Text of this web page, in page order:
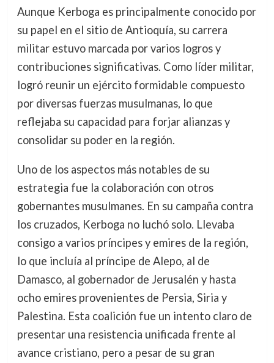
Aunque Kerboga es principalmente conocido por
su papel en el sitio de Antioquía, su carrera
militar estuvo marcada por varios logros y
contribuciones significativas. Como líder militar,
logró reunir un ejército formidable compuesto
por diversas fuerzas musulmanas, lo que
reflejaba su capacidad para forjar alianzas y
consolidar su poder en la región.
Uno de los aspectos más notables de su
estrategia fue la colaboración con otros
gobernantes musulmanes. En su campaña contra
los cruzados, Kerboga no luchó solo. Llevaba
consigo a varios príncipes y emires de la región,
lo que incluía al príncipe de Alepo, al de
Damasco, al gobernador de Jerusalén y hasta
ocho emires provenientes de Persia, Siria y
Palestina. Esta coalición fue un intento claro de
presentar una resistencia unificada frente al
avance cristiano, pero a pesar de su gran